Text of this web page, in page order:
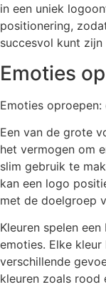
in een uniek
positionering,
succesvol kunt
Emoties
Emoties
Een van de grote
het vermogen om
slim gebruik te
kan een logo
met de doelgroep
Kleuren spelen
emoties. Elke
verschillende
kleuren zoals rood